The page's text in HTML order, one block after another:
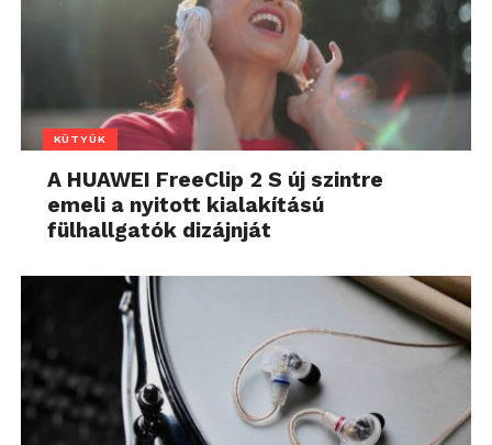
KÜTYÜK
A HUAWEI FreeClip 2 S új szintre
emeli a nyitott kialakítású
fülhallgatók dizájnját